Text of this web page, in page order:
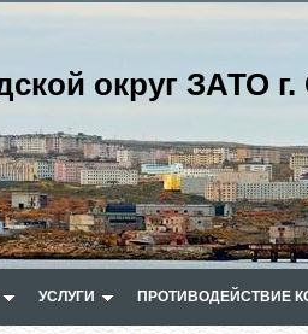
округ ЗАТО
УСЛУГИ ПРОТИВОДЕЙСТВИЕ